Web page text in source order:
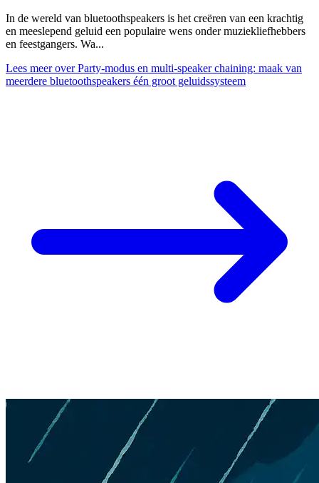
In de wereld van bluetoothspeakers is het creëren van een krachtig
en meeslepend geluid een populaire wens onder muziekliefhebbers
en feestgangers. Wa...
Lees meerover Party-modus en multi-speaker chaining: maak van
meerdere bluetoothspeakers één groot geluidssysteem